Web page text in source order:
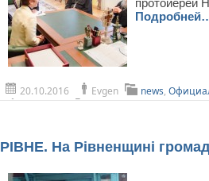
протоиерей
20.10.2016 Evgen news,
РІВНЕ. На Рівненщині